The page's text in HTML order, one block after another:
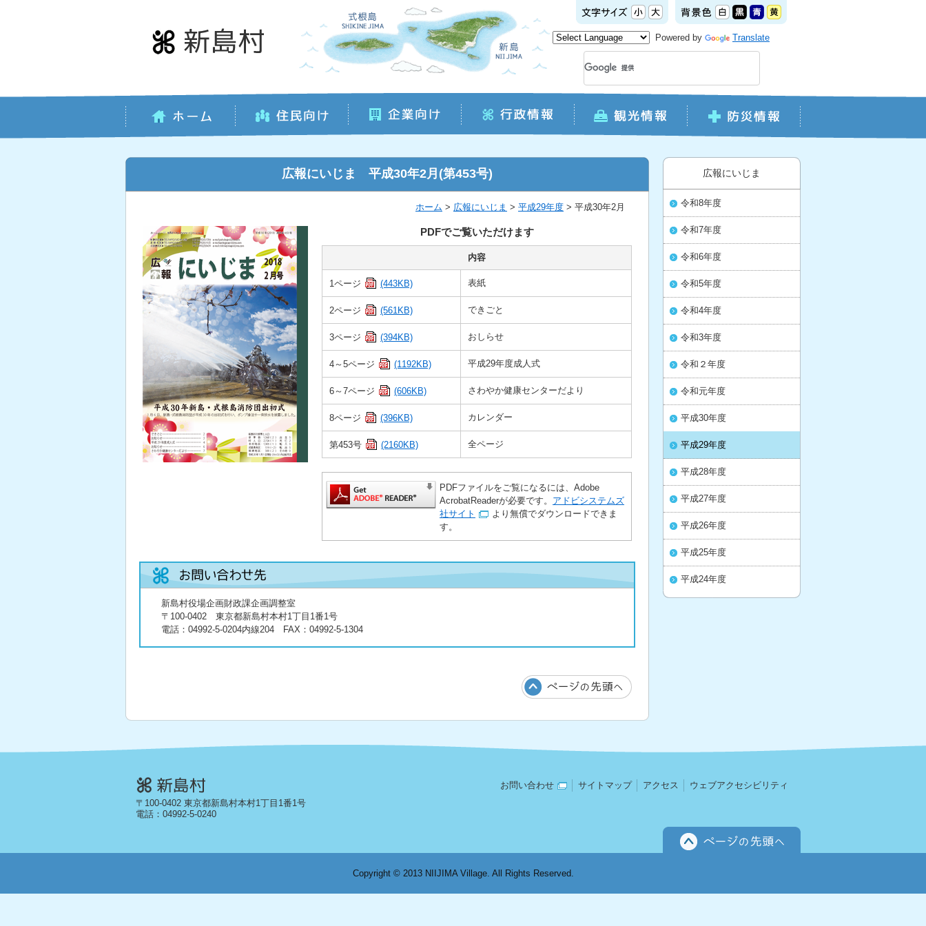
Powered by Translate
広報にいじま 平成30年2月(第453号)
ホーム > 広報にいじま > 平成29年度 > 平成30年2月
PDFでご覧いただけます
内容
1ページ (443KB) 表紙
2ページ (561KB) できごと
3ページ (394KB) おしらせ
4～5ページ (1192KB) 平成29年度成人式
6～7ページ (606KB) さわやか健康センターだより
8ページ (396KB) カレンダー
第453号 (2160KB) 全ページ
PDFファイルをご覧になるには、Adobe
AcrobatReaderが必要です。 アドビシステムズ
社サイト
より無償でダウンロードできま
す。
新島村役場企画財政課企画調整室
〒100-0402 東京都新島村本村1丁目1番1号
電話： 04992-5-0204内線204 FAX：04992-5-1304
広報にいじま
令和8年度
令和7年度
令和6年度
令和5年度
令和4年度
令和3年度
令和２年度
令和元年度
平成30年度
平成29年度
平成28年度
平成27年度
平成26年度
平成25年度
平成24年度
〒100-0402 東京都新島村本村1丁目1番1号
電話： 04992-5-0240
お問い合わせ サイトマップ アクセス ウェブアクセシビリティ
Copyright © 2013 NIIJIMA Village. All Rights Reserved.